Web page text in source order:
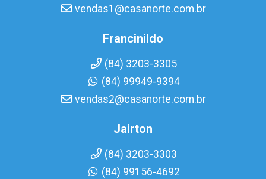
vendas1@casanorte.com.br
Francinildo
(84) 3203-3305
(84) 99949-9394
vendas2@casanorte.com.br
Jairton
(84) 3203-3303
(84) 99156-4692